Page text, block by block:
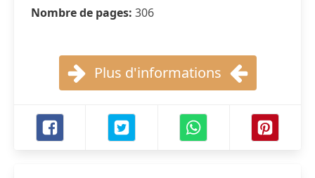
Nombre de pages: 306
Plus d'informations